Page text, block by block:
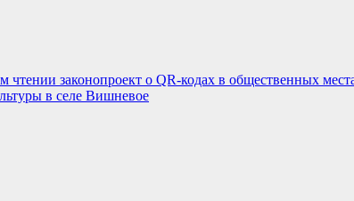
чтении законопроект о QR-кодах в общественных
в селе Вишневое